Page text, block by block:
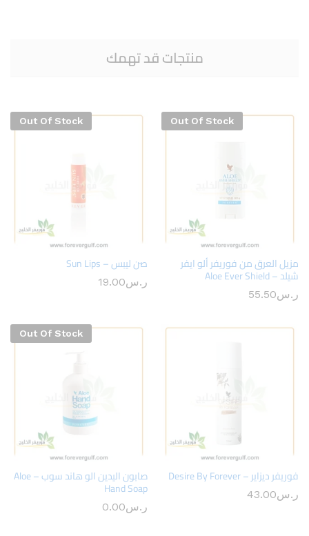
منتجات قد تهمك
Out Of Stock
مزيل العرق من فوريفر ألو ايفر
شيلد – Aloe Ever Shield
ر.س55.50
Out Of Stock
صن ليبس – Sun Lips
ر.س19.00
فوريفر ديزاير – Desire By Forever
ر.س43.00
Out Of Stock
صابون اليدين الو هاند سوب – Aloe
Hand Soap
ر.س0.00